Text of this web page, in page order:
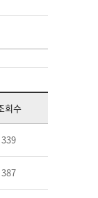
회수
339
387